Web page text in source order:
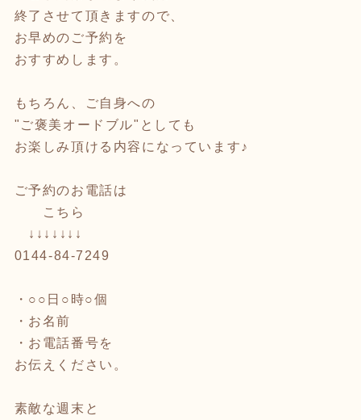
終了させて頂きますので、
お早めのご予約を
おすすめします。
もちろん、ご自身への
"ご褒美オードブル"としても
お楽しみ頂ける内容になっています♪
ご予約のお電話は
こちら
↓↓↓↓↓↓↓
0144-84-7249
・○○日○時○個
・お名前
・お電話番号を
お伝えください。
素敵な週末と